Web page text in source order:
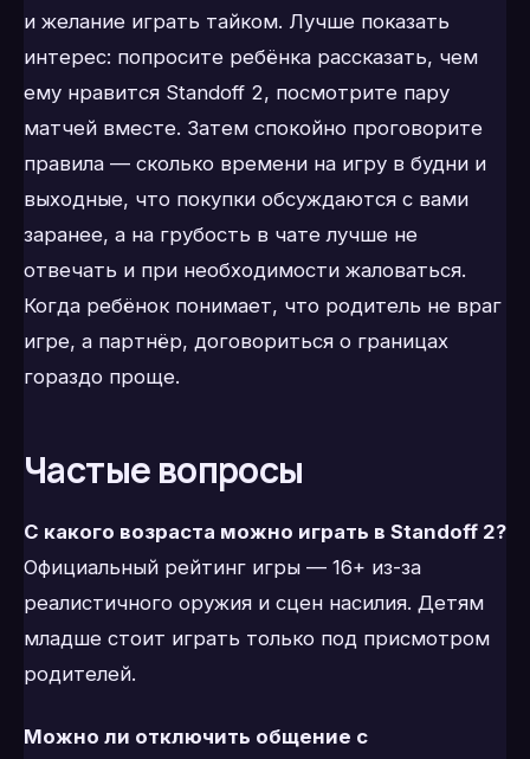
и желание играть тайком. Лучше показать
интерес: попросите ребёнка рассказать, чем
ему нравится Standoff 2, посмотрите пару
матчей вместе. Затем спокойно проговорите
правила — сколько времени на игру в будни и
выходные, что покупки обсуждаются с вами
заранее, а на грубость в чате лучше не
отвечать и при необходимости жаловаться.
Когда ребёнок понимает, что родитель не враг
игре, а партнёр, договориться о границах
гораздо проще.
Частые вопросы
С какого возраста можно играть в Standoff 2?
Официальный рейтинг игры — 16+ из-за
реалистичного оружия и сцен насилия. Детям
младше стоит играть только под присмотром
родителей.
Можно ли отключить общение с